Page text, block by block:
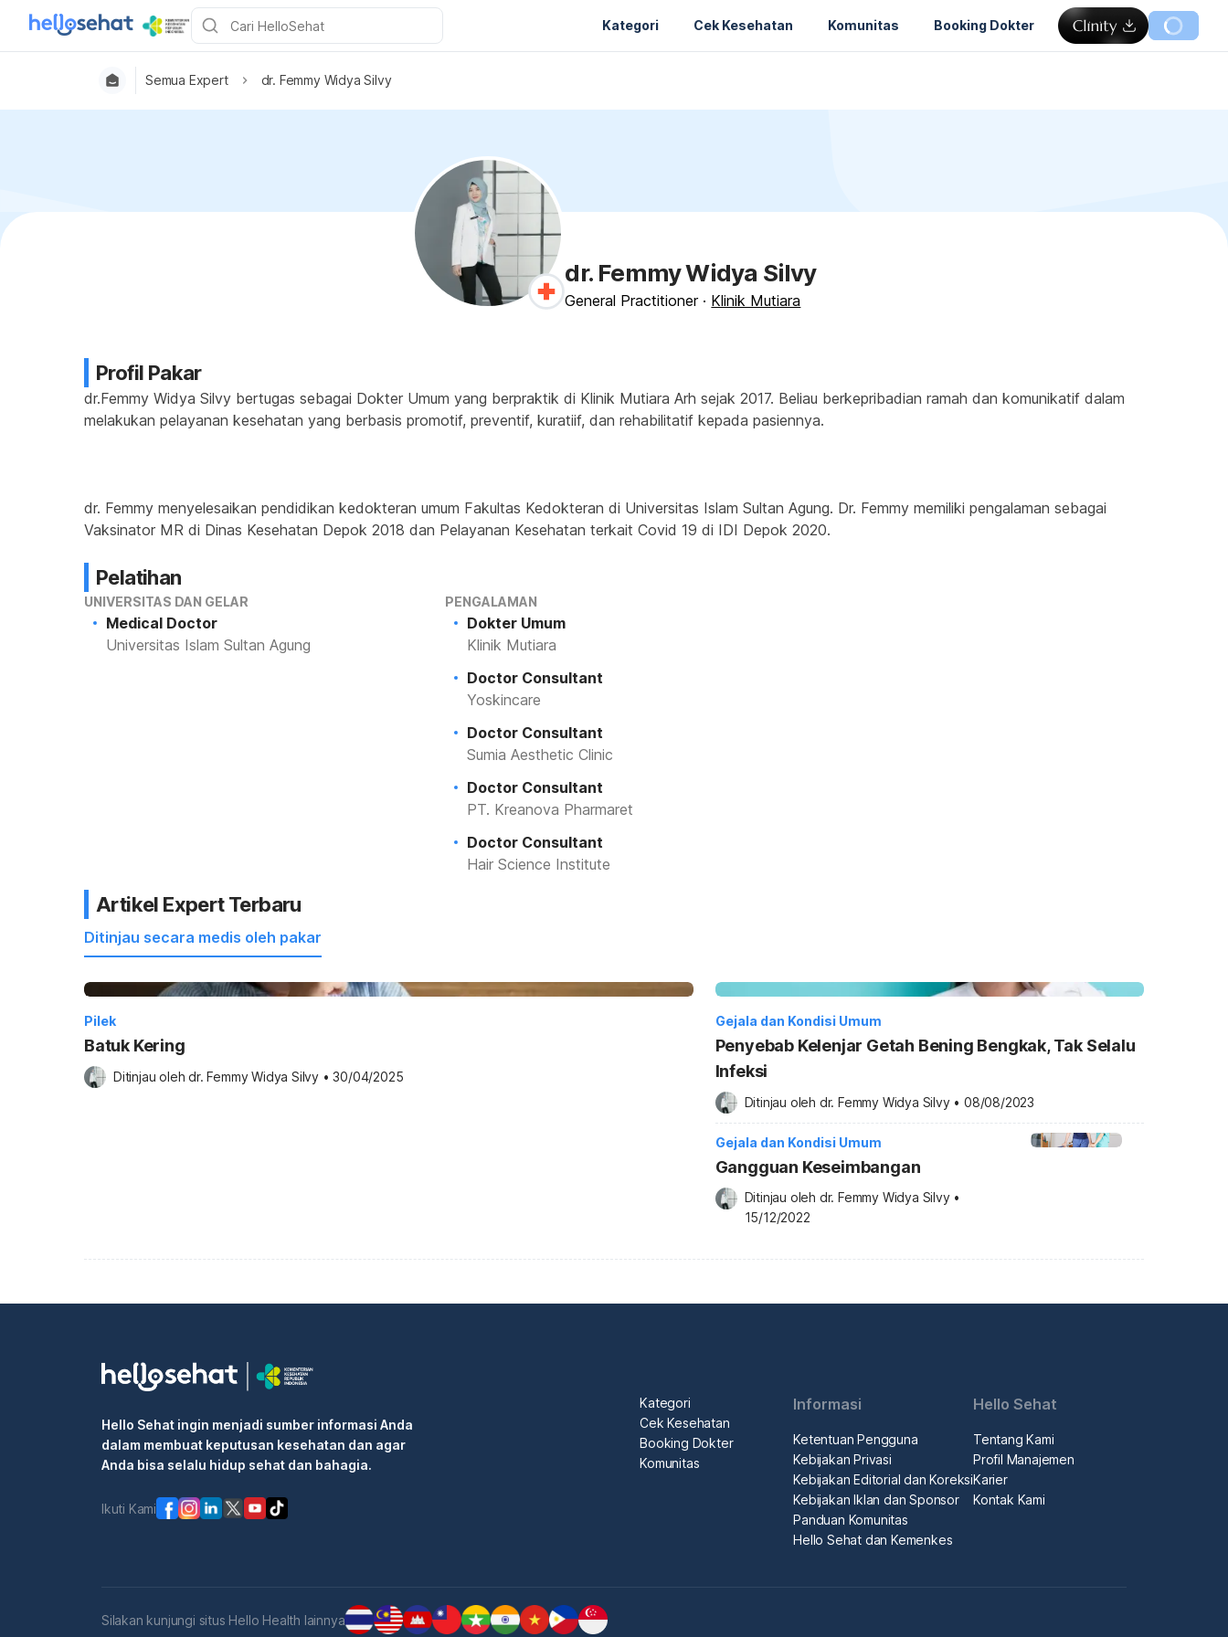
Kategori Cek Kesehatan Komunitas Booking Dokter
Semua Expert dr. Femmy Widya Silvy
dr. Femmy Widya Silvy
General Practitioner · Klinik Mutiara
Profil Pakar
dr.Femmy Widya Silvy bertugas sebagai Dokter Umum yang berpraktik di Klinik Mutiara Arh sejak 2017. Beliau berkepribadian ramah dan komunikatif dalam
melakukan pelayanan kesehatan yang berbasis promotif, preventif, kuratiif, dan rehabilitatif kepada pasiennya.
dr. Femmy menyelesaikan pendidikan kedokteran umum Fakultas Kedokteran di Universitas Islam Sultan Agung. Dr. Femmy memiliki pengalaman sebagai
Vaksinator MR di Dinas Kesehatan Depok 2018 dan Pelayanan Kesehatan terkait Covid 19 di IDI Depok 2020.
Pelatihan
UNIVERSITAS DAN GELAR
Medical Doctor
Universitas Islam Sultan Agung
PENGALAMAN
Dokter Umum
Klinik Mutiara
Doctor Consultant
Yoskincare
Doctor Consultant
Sumia Aesthetic Clinic
Doctor Consultant
PT. Kreanova Pharmaret
Doctor Consultant
Hair Science Institute
Artikel Expert Terbaru
Ditinjau secara medis oleh pakar
Pilek
Batuk Kering
Ditinjau oleh dr. Femmy Widya Silvy • 30/04/2025
Gejala dan Kondisi Umum
Penyebab Kelenjar Getah Bening Bengkak, Tak Selalu
Infeksi
Ditinjau oleh dr. Femmy Widya Silvy • 08/08/2023
Gejala dan Kondisi Umum
Gangguan Keseimbangan
Ditinjau oleh dr. Femmy Widya Silvy •
15/12/2022
Hello Sehat ingin menjadi sumber informasi Anda
dalam membuat keputusan kesehatan dan agar
Anda bisa selalu hidup sehat dan bahagia.
Ikuti Kami
Kategori
Cek Kesehatan
Booking Dokter
Komunitas
Informasi
Ketentuan Pengguna
Kebijakan Privasi
Kebijakan Editorial dan Koreksi
Kebijakan Iklan dan Sponsor
Panduan Komunitas
Hello Sehat dan Kemenkes
Hello Sehat
Tentang Kami
Profil Manajemen
Karier
Kontak Kami
Silakan kunjungi situs Hello Health lainnya